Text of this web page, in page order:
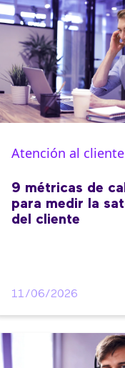
Atención al
9 métricas de
para medir la
del cliente
11/06/2026